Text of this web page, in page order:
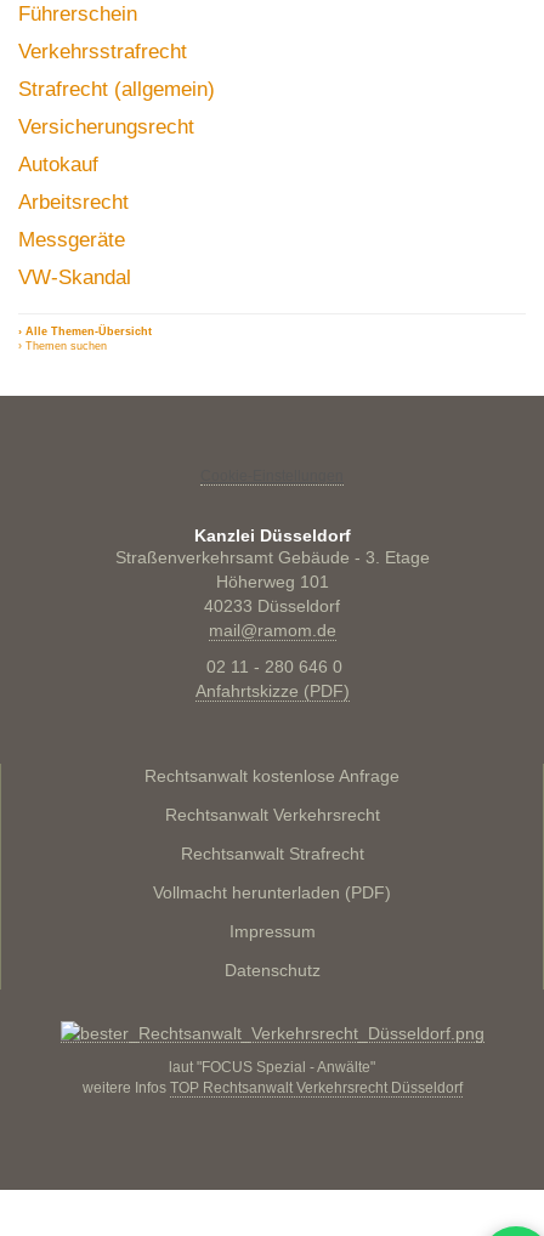
Führerschein
Verkehrsstrafrecht
Strafrecht (allgemein)
Versicherungsrecht
Autokauf
Arbeitsrecht
Messgeräte
VW-Skandal
› Alle Themen-Übersicht
› Themen suchen
Kanzlei Düsseldorf
Straßenverkehrsamt Gebäude - 3. Etage
Höherweg 101
40233 Düsseldorf
mail@ramom.de
02 11 - 280 646 0
Anfahrtskizze (PDF)
Rechtsanwalt kostenlose Anfrage
Rechtsanwalt Verkehrsrecht
Rechtsanwalt Strafrecht
Vollmacht herunterladen (PDF)
Impressum
Datenschutz
laut "FOCUS Spezial - Anwälte"
weitere Infos TOP Rechtsanwalt Verkehrsrecht Düsseldorf